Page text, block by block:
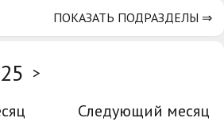
>
Следующий месяц
ПОКАЗАТЬ ПОДРАЗДЕЛЫ ⇒